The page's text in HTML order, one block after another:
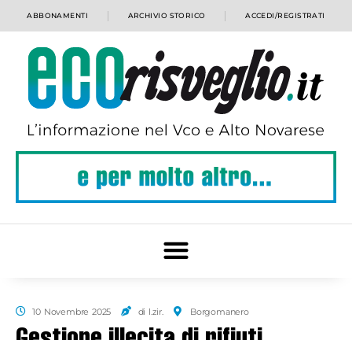
ABBONAMENTI ARCHIVIO STORICO ACCEDI/REGISTRATI
10 Novembre 2025 di l.zir. Borgomanero